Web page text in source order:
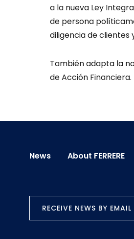
a la nueva Ley
de persona
diligencia de clientes
También adapta la
de Acción Financiera.
News About FERRERE
RECEIVE NEWS BY EMAIL